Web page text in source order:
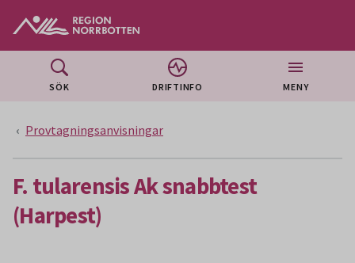
SÖK DRIFTINFO MENY
Provtagningsanvisningar
F. tularensis Ak snabbtest
(Harpest)